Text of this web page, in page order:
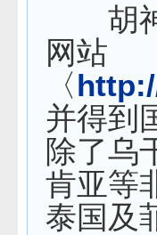
胡神
网站
〈
并得到
除了乌
肯亚等
泰国及